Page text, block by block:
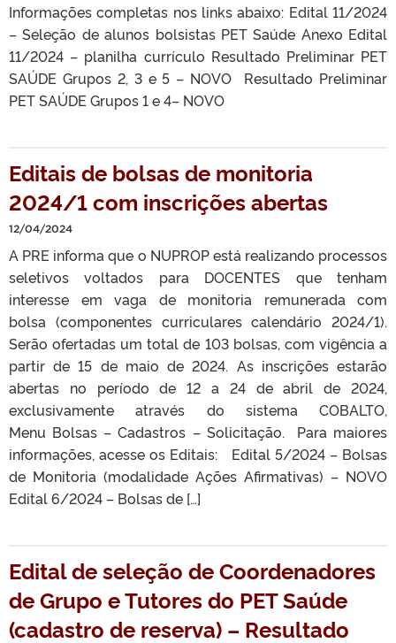
Informações completas nos links abaixo: Edital 11/2024
– Seleção de alunos bolsistas PET Saúde Anexo Edital
11/2024 – planilha currículo Resultado Preliminar PET
SAÚDE Grupos 2, 3 e 5 – NOVO Resultado Preliminar
PET SAÚDE Grupos 1 e 4– NOVO
Editais de bolsas de monitoria
2024/1 com inscrições abertas
12/04/2024
A PRE informa que o NUPROP está realizando processos
seletivos voltados para DOCENTES que tenham
interesse em vaga de monitoria remunerada com
bolsa (componentes curriculares calendário 2024/1).
Serão ofertadas um total de 103 bolsas, com vigência a
partir de 15 de maio de 2024. As inscrições estarão
abertas no período de 12 a 24 de abril de 2024,
exclusivamente através do sistema COBALTO,
Menu Bolsas – Cadastros – Solicitação. Para maiores
informações, acesse os Editais: Edital 5/2024 – Bolsas
de Monitoria (modalidade Ações Afirmativas) – NOVO
Edital 6/2024 – Bolsas de […]
Edital de seleção de Coordenadores
de Grupo e Tutores do PET Saúde
(cadastro de reserva) – Resultado